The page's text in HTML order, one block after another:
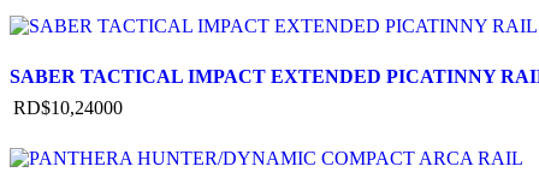
SABER TACTICAL IMPACT EXTENDED PICATINNY
RD$10,24000